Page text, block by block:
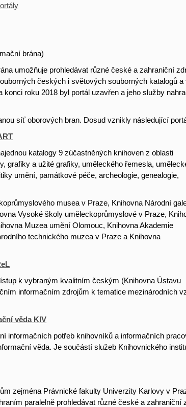
brána)
umožňuje prohledávat různé české a zahraniční
českých i světových souborných katalogů a
konci roku 2018 byl portál uzavřen a jeho služby
síť oborových bran. Dosud vznikly následující
katalogy 9 zúčastněných knihoven z oblasti
grafiky a užité grafiky, uměleckého řemesla,
umění, památkové péče, archeologie, genealogie,
musea v Praze, Knihovna Národní
Vysoké školy uměleckoprůmyslové v Praze,
Muzea umění Olomouc, Knihovna Akademie
technického muzea v Praze a Knihovna
k vybraným kvalitním českým (Knihovna Ústavu
informačním zdrojům k tematice mezinárodních
věda KIV
informačních potřeb knihovníků a informačních
věda. Je součástí služeb Knihovnického
zejména Právnické fakulty Univerzity Karlovy v
paralelně prohledávat různé české a zahraniční